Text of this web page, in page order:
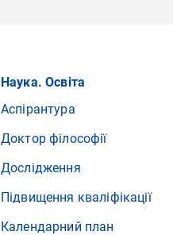
Наука. Освіта
Аспірантура
Доктор філософії
Дослідження
Підвищення кваліфікації
Календарний план